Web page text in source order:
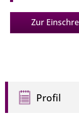
Zur
Profil